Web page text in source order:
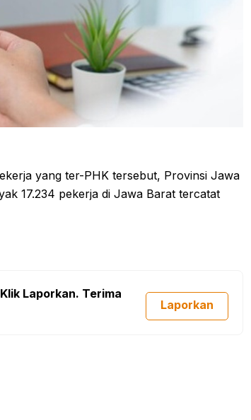
yang ter-PHK tersebut, Provinsi Jawa
17.234 pekerja di Jawa Barat tercatat
Laporkan. Terima
Laporkan